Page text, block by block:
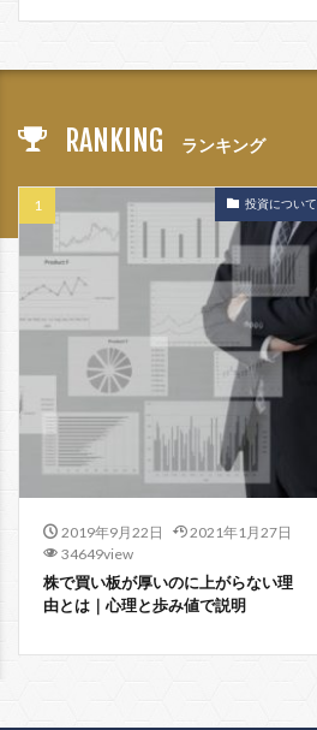
RANKING ランキング
投資について
2019年9月22日
2021年1月27日
34649view
株で買い板が厚いのに上がらない理
由とは｜心理と歩み値で説明